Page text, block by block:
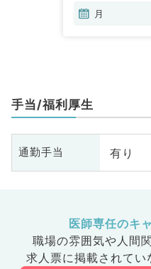
月
手当/福利厚生
通勤手当 有り
医師専任のキ
職場の雰囲気や人間関
求人票に掲載されてい